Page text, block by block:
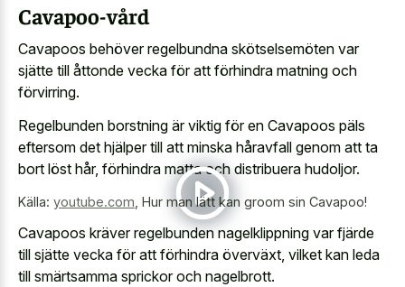
Cavapoo-vård
Cavapoos behöver regelbundna skötselsemöten var
sjätte till åttonde vecka för att förhindra matning och
förvirring.
Regelbunden borstning är viktig för en Cavapoos päls
eftersom det hjälper till att minska håravfall genom att ta
bort löst hår, förhindra matta och distribuera hudoljor.
Källa: youtube.com Hur man lätt kan groom sin Cavapoo!
Cavapoos kräver regelbunden nagelklippning var fjärde
till sjätte vecka för att förhindra överväxt, vilket kan leda
till smärtsamma sprickor och nagelbrott.